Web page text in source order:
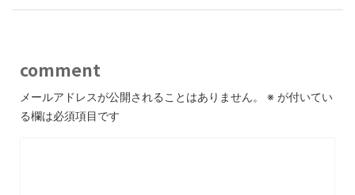
comment
メールアドレスが公開されることはありません。 ※ が付いてい
る欄は必須項目です